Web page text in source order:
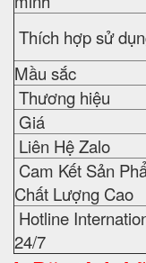
Thích hợp sử
Mầu sắc
Thương hiệu
Giá
Liên Hệ Zalo
Cam Kết Sản
Chất Lượng Cao
Hotline
24/7